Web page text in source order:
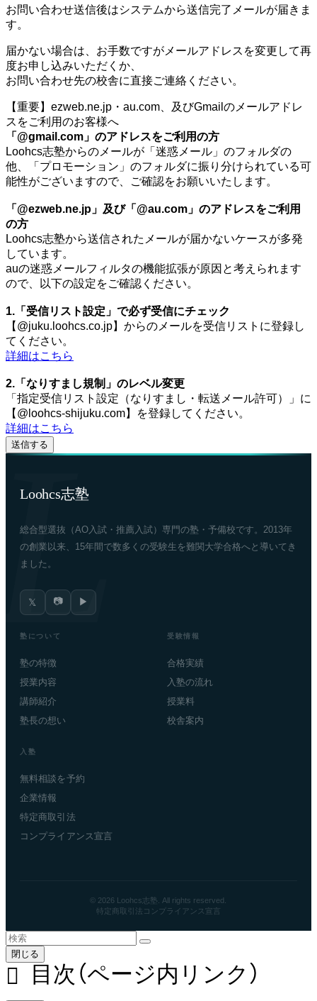
お問い合わせ送信後はシステムから送信完了メールが届きま
す。
届かない場合は、お手数ですがメールアドレスを変更して再
度お申し込みいただくか、
お問い合わせ先の校舎に直接ご連絡ください。
【重要】ezweb.ne.jp・au.com、及びGmailのメールアドレ
スをご利用のお客様へ
「@gmail.com」のアドレスをご利用の方
Loohcs志塾からのメールが「迷惑メール」のフォルダの
他、「プロモーション」のフォルダに振り分けられている可
能性がございますので、ご確認をお願いいたします。
「@ezweb.ne.jp」及び「@au.com」のアドレスをご利用
の方
Loohcs志塾から送信されたメールが届かないケースが多発
しています。
auの迷惑メールフィルタの機能拡張が原因と考えられます
ので、以下の設定をご確認ください。
1.「受信リスト設定」で必ず受信にチェック
【@juku.loohcs.co.jp】からのメールを受信リストに登録し
てください。
詳細はこちら
2.「なりすまし規制」のレベル変更
「指定受信リスト設定（なりすまし・転送メール許可）」に
【@loohcs-shijuku.com】を登録してください。
詳細はこちら
Loohcs志塾
総合型選抜（AO入試・推薦入試）専門の塾・予備校です。2013年
の創業以来、15年間で数多くの受験生を難関大学合格へと導いてき
ました。
𝕏 📷 ▶
塾について
塾の特徴
授業内容
講師紹介
塾長の想い
受験情報
合格実績
入塾の流れ
授業料
校舎案内
入塾
無料相談を予約
企業情報
特定商取引法
コンプライアンス宣言
© 2026 Loohcs志塾. All rights reserved.
特定商取引法 コンプライアンス宣言
閉じる
目次（ページ内リンク）